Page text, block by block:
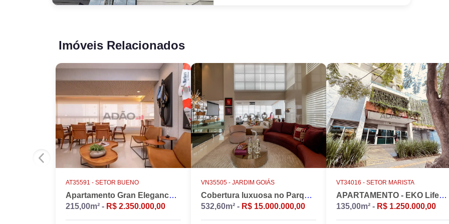
Imóveis Relacionados
AT35591 - SETOR BUENO
Apartamento Gran Elegance - 4 suites + Home Office
215,00m² - R$ 2.350.000,00
VN35505 - JARDIM GOIÁS
Cobertura luxuosa no Parque Flamboyant, Jardim Goiás. Duplex, 533m2, 4 suítes, Piscina, 7 vagas, nascente.
532,60m² - R$ 15.000.000,00
VT34016 - SETOR MARISTA
APARTAMENTO - EKO LifeStyle
135,00m² - R$ 1.250.000,00